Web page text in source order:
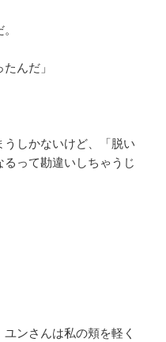
んだ」
しかないけど、「脱い
って勘違いしちゃうじ
ンさんは私の頬を軽く